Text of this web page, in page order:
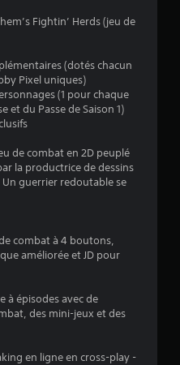
.
é
o
e
s
u
Fightin’ Herds (jeu de
(dotés chacun
Pixel uniques)
(1 pour chaque
et du Passe de Saison 1)
de combat en 2D peuplé
la productrice de dessins
guerrier redoutable se
combat à 4 boutons,
améliorée et JD pour
à épisodes avec de
des mini-jeux et des
en ligne en cross-play -